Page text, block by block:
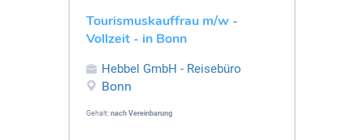
Tourismuskauffrau m/w -
Vollzeit - in Bonn
Hebbel GmbH - Reisebüro
Bonn
Gehalt: nach Vereinbarung